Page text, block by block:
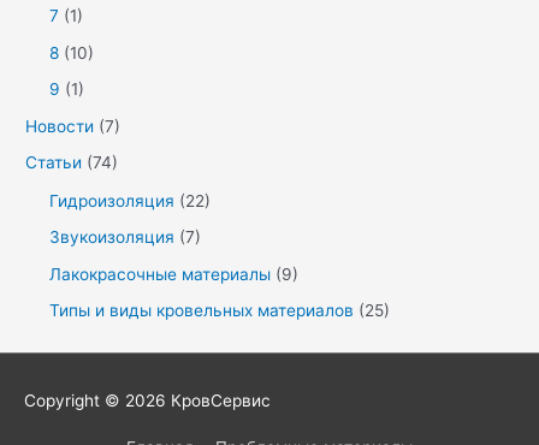
7 (1)
8 (10)
9 (1)
Новости (7)
Статьи (74)
Гидроизоляция (22)
Звукоизоляция (7)
Лакокрасочные материалы (9)
Типы и виды кровельных материалов (25)
Copyright © 2026 КровСервис